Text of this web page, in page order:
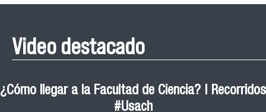
Video destacado
¿Cómo llegar a la Facultad de Ciencia? | Recorridos
#Usach